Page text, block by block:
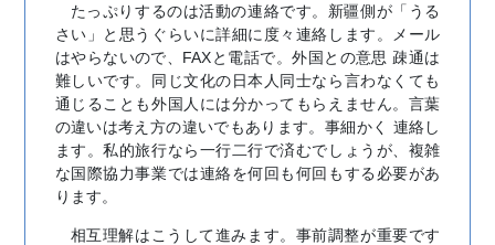
たっぷりするのは活動の連絡です。新疆側が「うる
さい」と思うぐらいに詳細に度々連絡します。メール
はやらないので、FAXと電話で。外国との意思 疎通は
難しいです。同じ文化の日本人同士なら言わなくても
通じることも外国人には分かってもらえません。言葉
の違いは考え方の違いでもあります。事細かく 連絡し
ます。私的旅行なら一行二行で済むでしょうが、複雑
な国際協力事業では連絡を何回も何回もする必要があ
ります。
相互理解はこうして進みます。事前調整が重要です